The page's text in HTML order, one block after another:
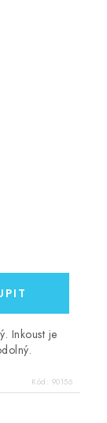
Inkoust je
Kód: 90156